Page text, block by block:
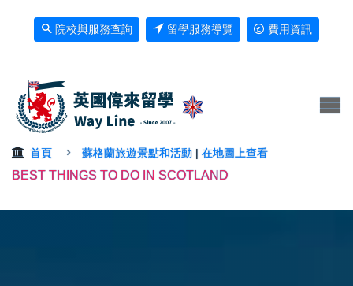
院校與服務查詢 留學服務導覽 費用資訊
首頁 蘇格蘭旅遊景點和活動 | 在地圖上查看
BEST THINGS TO DO IN SCOTLAND